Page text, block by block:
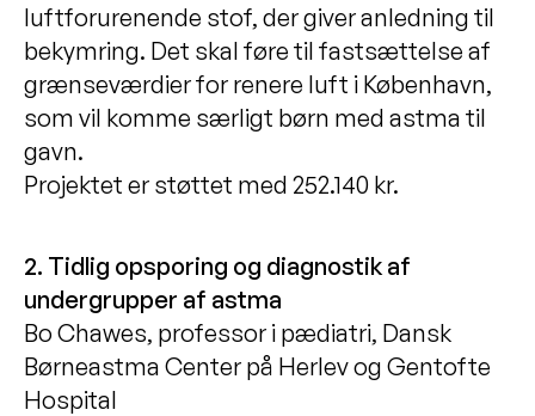
luftforurenende stof, der giver anledning til
bekymring. Det skal føre til fastsættelse af
grænseværdier for renere luft i København,
som vil komme særligt børn med astma til
gavn.
Projektet er støttet med 252.140 kr.
2. Tidlig opsporing og diagnostik af
undergrupper af astma
Bo Chawes, professor i pædiatri, Dansk
Børneastma Center på Herlev og Gentofte
Hospital